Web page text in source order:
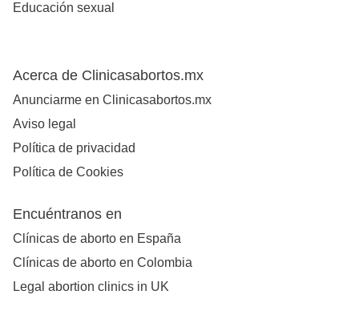
Educación sexual
Acerca de Clinicasabortos.mx
Anunciarme en Clinicasabortos.mx
Aviso legal
Política de privacidad
Política de Cookies
Encuéntranos en
Clínicas de aborto en España
Clínicas de aborto en Colombia
Legal abortion clinics in UK